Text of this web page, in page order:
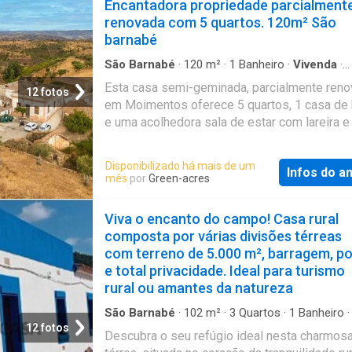
12 fotos
Encantadora propriedade
renovada com 5 quartos. 120m² São
barnabé
São Barnabé · 120 m² · 1 Banheiro · Vivenda ·
Esta casa semi-geminada, parcialmente
em Moimentos oferece 5 quartos, 1 casa de
e uma acolhedora sala de estar com lareira e
estações. É ideal para uma família
receber convidados ou como investimento
arrendamento perto da costa algarvia. A
canalização, pisos polidos e pintura interior e
exterior. A cozinha ainda precisa de ser
que lhe dá a oportunidade de a terminar ao
gosto. Também inclui uma ruína, do outro lado
que pode ser convertida numa garagem ou
arrecadação. A propriedade está localizada
zona tranquila, sem trânsito nem ruído
da natureza. Está rodeada por colinas
Disponibilizado há mais de um
mês porGreen-acres Infos do
12 fotos
Viva o encanto do campo! Casa rural
composta por várias divisões térreas
com terreno de 5.000 m², barragem,
e total privacidade. Ideal para turismo
rural ou amantes da natureza
São Barnabé · 102 m² · 3 Quartos · 1 Banheiro ·
Descubra o seu refúgio ideal nesta